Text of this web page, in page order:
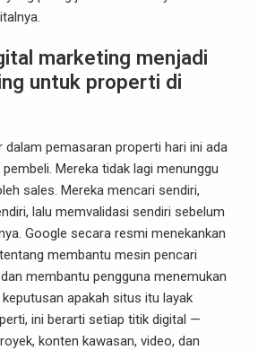
marketing menjadi
untuk properti di
dalam pemasaran properti hari ini ada
Mereka tidak lagi menunggu
sales. Mereka mencari sendiri,
lalu memvalidasi sendiri sebelum
Google secara resmi menekankan
membantu mesin pencari
membantu pengguna menemukan
apakah situs itu layak
ini berarti setiap titik digital —
konten kawasan, video, dan